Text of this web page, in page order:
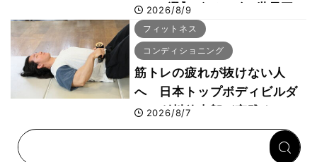
トレ6選】ボディビル世界王
者が解説！
2026/8/9
フィットネス
コンディショニング
筋トレの疲れが抜けない人
へ 日本トップボディビルダ
ー・刈川啓志郎が実践する
「回復習慣」
2026/8/7